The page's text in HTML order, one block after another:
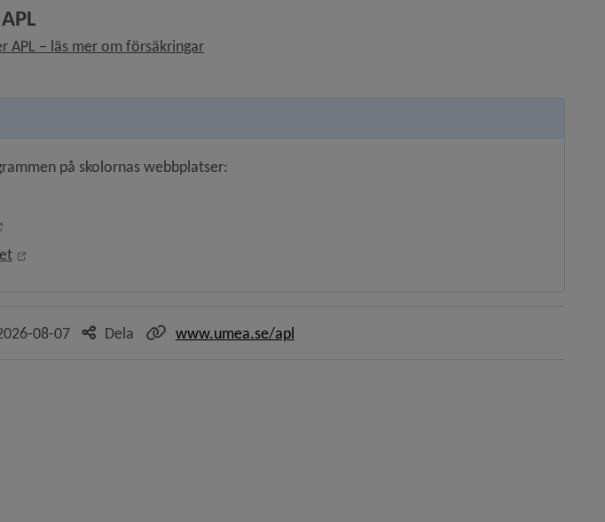
16-19 år
APL – läs mer om försäkringar
på skolornas webbplatser:
annan webbplats, öppnas i nytt fönster.
Länk till annan webbplats, öppnas i nytt fönster.
Länk till annan webbplats, öppnas i nytt fönster.
08-07 Dela www.umea.se/apl